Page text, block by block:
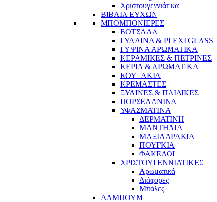
Χριστουγεννιάτικα
ΒΙΒΛΙΑ ΕΥΧΩΝ
ΜΠΟΜΠΟΝΙΕΡΕΣ
ΒΟΤΣΑΛΑ
ΓΥΑΛΙΝΑ & PLEXI GLASS
ΓΥΨΙΝΑ ΑΡΩΜΑΤΙΚΑ
ΚΕΡΑΜΙΚΕΣ & ΠΕΤΡΙΝΕΣ
ΚΕΡΙΑ & ΑΡΩΜΑΤΙΚΑ
ΚΟΥΤΑΚΙΑ
ΚΡΕΜΑΣΤΕΣ
ΞΥΛΙΝΕΣ & ΠΑΙΔΙΚΕΣ
ΠΟΡΣΕΛΑΝΙΝΑ
ΥΦΑΣΜΑΤΙΝA
ΔΕΡΜΑΤΙΝΗ
ΜΑΝΤΗΛΙΑ
ΜΑΞΙΛΑΡΑΚΙΑ
ΠΟΥΓΚΙΑ
ΦΑΚΕΛΟΙ
ΧΡΙΣΤΟΥΓΕΝΝΙΑΤΙΚΕΣ
Αρωματικά
Διάφορες
Μπάλες
ΑΛΜΠΟΥΜ